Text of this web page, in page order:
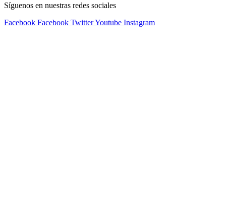
Síguenos en nuestras redes sociales
Facebook Facebook TwitterYoutube Instagram